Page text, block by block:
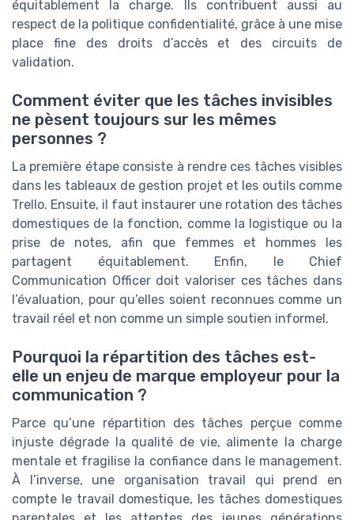
équitablement la charge. Ils contribuent aussi au
respect de la politique confidentialité, grâce à une mise
place fine des droits d’accès et des circuits de
validation.
Comment éviter que les tâches invisibles
ne pèsent toujours sur les mêmes
personnes ?
La première étape consiste à rendre ces tâches visibles
dans les tableaux de gestion projet et les outils comme
Trello. Ensuite, il faut instaurer une rotation des tâches
domestiques de la fonction, comme la logistique ou la
prise de notes, afin que femmes et hommes les
partagent équitablement. Enfin, le Chief
Communication Officer doit valoriser ces tâches dans
l’évaluation, pour qu’elles soient reconnues comme un
travail réel et non comme un simple soutien informel.
Pourquoi la répartition des tâches est-
elle un enjeu de marque employeur pour la
communication ?
Parce qu’une répartition des tâches perçue comme
injuste dégrade la qualité de vie, alimente la charge
mentale et fragilise la confiance dans le management.
À l’inverse, une organisation travail qui prend en
compte le travail domestique, les tâches domestiques